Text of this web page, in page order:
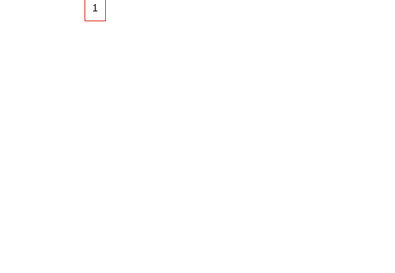
ては、無料で対応させていただきます。
ご予約の店舗にお電話ください。
1